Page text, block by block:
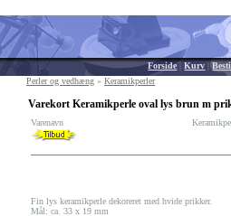
Forside|Kurv |
Perler og vedhæng » Keramikperler
Varekort Keramikperle oval lys brun m
Varenavn
Fin lys keramikperle dekoreret med hvide prikker.
Mål: ca. 33 x 19 mm